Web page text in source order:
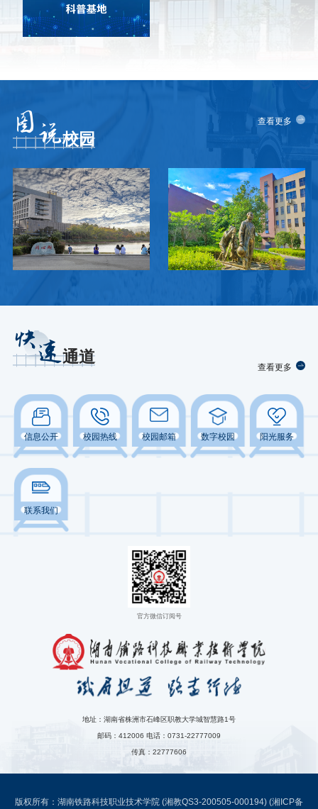
图说校园
查看更多
快速通道
查看更多
信息公开 校园热线 校园邮箱 数字校园 阳光服务
联系我们
地址：湖南省株洲市石峰区职教大学城智慧路1号
邮码：412006 电话：0731-22777009
传真：22777606
官方微信订阅号
版权所有：湖南铁路科技职业技术学院 (湘教QS3-200505-000194) (湘ICP备